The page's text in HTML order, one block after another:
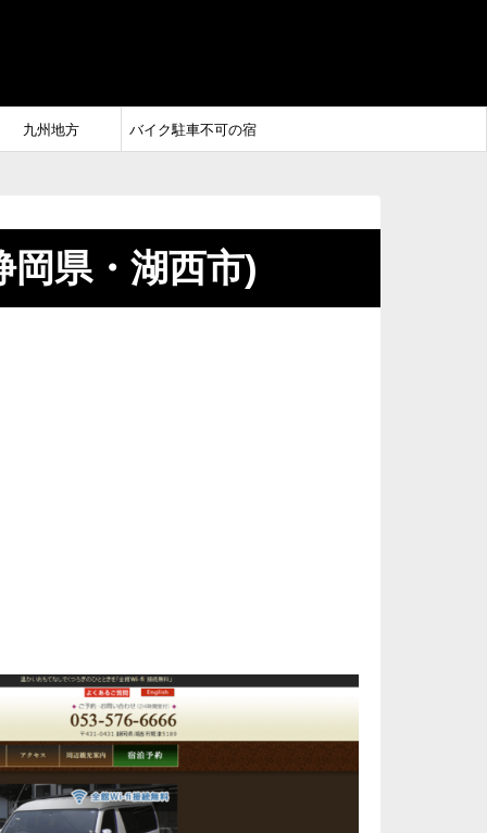
九州地方 バイク駐車不可の宿
県・湖西市)